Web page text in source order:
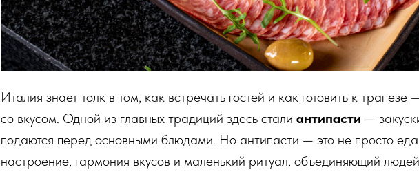
Италия знает толк в том, как встречать гостей и как готовить к трапезе
со вкусом. Одной из главных традиций здесь стали антипасти —
подаются перед основными блюдами. Но антипасти — это не просто
настроение, гармония вкусов и маленький ритуал, объединяющий